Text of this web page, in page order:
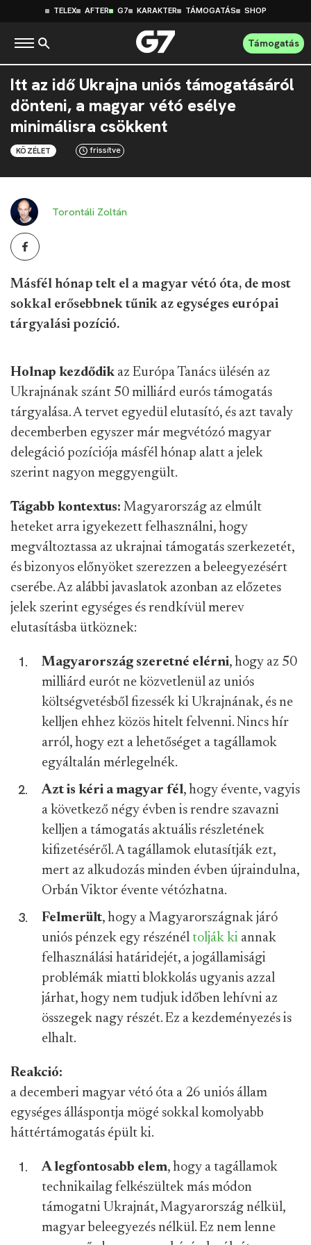
TELEX AFTER G7 KARAKTER TÁMOGATÁS SHOP
Támogatás
Itt az idő Ukrajna uniós támogatásáról
dönteni, a magyar vétó esélye
minimálisra csökkent
KÖZÉLET frissítve
Torontáli Zoltán
Másfél hónap telt el a magyar vétó óta, de most
sokkal erősebbnek tűnik az egységes európai
tárgyalási pozíció.
Holnap kezdődik az Európa Tanács ülésén az
Ukrajnának szánt 50 milliárd eurós támogatás
tárgyalása. A tervet egyedül elutasító, és azt tavaly
decemberben egyszer már megvétózó magyar
delegáció pozíciója másfél hónap alatt a jelek
szerint nagyon meggyengült.
Tágabb kontextus: Magyarország az elmúlt
heteket arra igyekezett felhasználni, hogy
megváltoztassa az ukrajnai támogatás szerkezetét,
és bizonyos előnyöket szerezzen a beleegyezésért
cserébe. Az alábbi javaslatok azonban az előzetes
jelek szerint egységes és rendkívül merev
elutasításba ütköznek:
Magyarország szeretné elérni, hogy az 50
milliárd eurót ne közvetlenül az uniós
költségvetésből fizessék ki Ukrajnának, és ne
kelljen ehhez közös hitelt felvenni. Nincs hír
arról, hogy ezt a lehetőséget a tagállamok
egyáltalán mérlegelnék.
Azt is kéri a magyar fél, hogy évente, vagyis
a következő négy évben is rendre szavazni
kelljen a támogatás aktuális részletének
kifizetéséről. A tagállamok elutasítják ezt,
mert az alkudozás minden évben újraindulna,
Orbán Viktor évente vétózhatna.
Felmerült, hogy a Magyarországnak járó
uniós pénzek egy részénél tolják ki annak
felhasználási határidejét, a jogállamisági
problémák miatti blokkolás ugyanis azzal
járhat, hogy nem tudjuk időben lehívni az
összegek nagy részét. Ez a kezdeményezés is
elhalt.
Reakció:
a decemberi magyar vétó óta a 26 uniós állam
egységes álláspontja mögé sokkal komolyabb
háttértámogatás épült ki.
A legfontosabb elem, hogy a tagállamok
technikailag felkészültek más módon
támogatni Ukrajnát, Magyarország nélkül,
magyar beleegyezés nélkül. Ez nem lenne